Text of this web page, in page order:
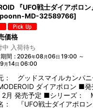
絞り込む
『UFO戦士ダイアポロン
MD-32589766]
価格
中 入荷待ち
間 : 2026年08月06日 19:00 ～
月14日 06:00
： グッドスマイルカンパ
ダイアポロン ■
2月 発売予定 ■シリーズ：
： 『UFO戦士ダイアポロ